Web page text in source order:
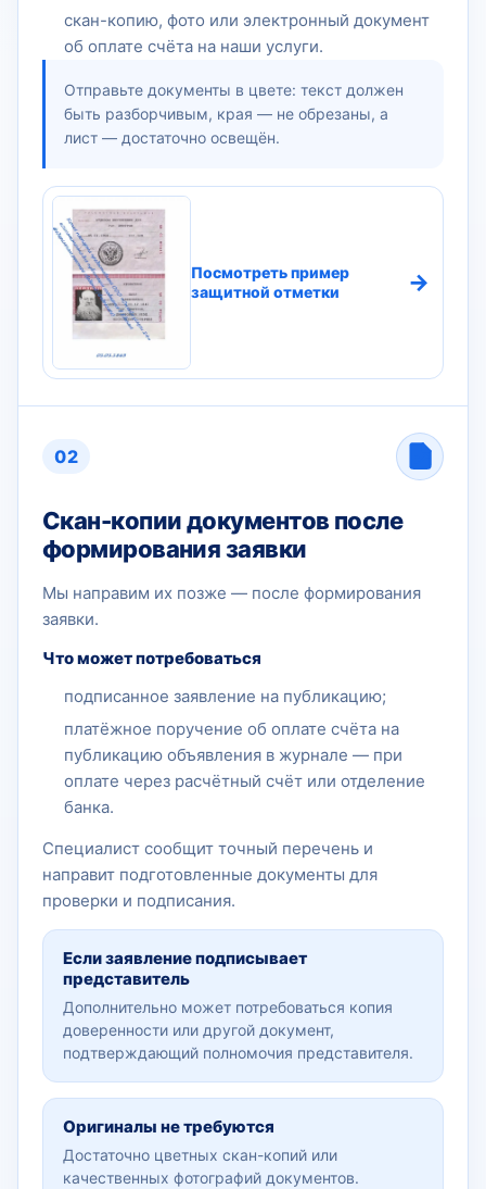
скан-копию, фото или электронный документ
об оплате счёта на наши услуги.
Отправьте документы в цвете: текст должен
быть разборчивым, края — не обрезаны, а
лист — достаточно освещён.
Посмотреть пример
защитной отметки
→
02
Скан-копии документов после
формирования заявки
Мы направим их позже — после формирования
заявки.
Что может потребоваться
подписанное заявление на публикацию;
платёжное поручение об оплате счёта на
публикацию объявления в журнале — при
оплате через расчётный счёт или отделение
банка.
Специалист сообщит точный перечень и
направит подготовленные документы для
проверки и подписания.
Если заявление подписывает
представитель
Дополнительно может потребоваться копия
доверенности или другой документ,
подтверждающий полномочия представителя.
Оригиналы не требуются
Достаточно цветных скан-копий или
качественных фотографий документов.